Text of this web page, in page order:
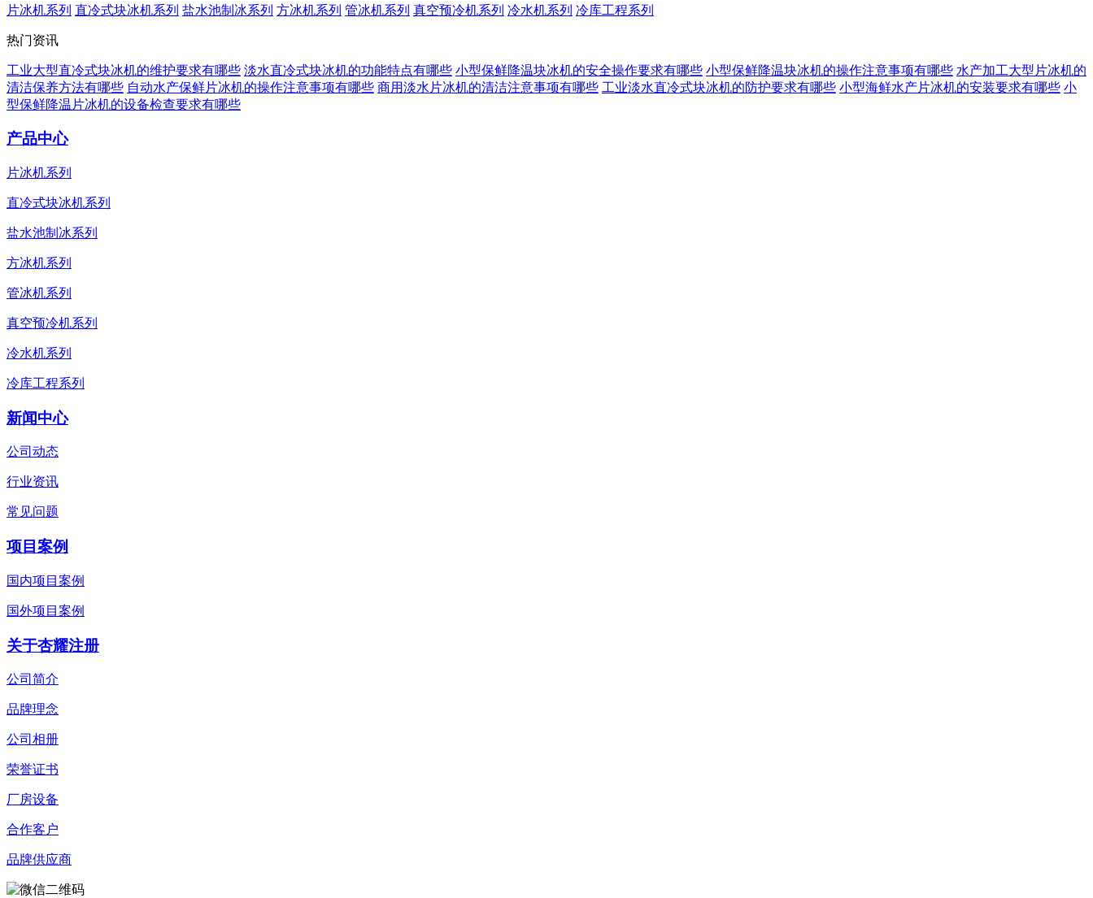
片冰机系列 直冷式块冰机系列 盐水池制冰系列 方冰机系列 管冰机系列 真空预冷机系列 冷水机系列 冷库工程系列
热门资讯
工业大型直冷式块冰机的维护要求有哪些 淡水直冷式块冰机的功能特点有哪些 小型保鲜降温块冰机的安全操作要求有哪些 小型保鲜降温块冰机的操作注意事项有哪些 水产加工大型片冰机的
清洁保养方法有哪些 自动水产保鲜片冰机的操作注意事项有哪些 商用淡水片冰机的清洁注意事项有哪些 工业淡水直冷式块冰机的防护要求有哪些 小型海鲜水产片冰机的安装要求有哪些 小
型保鲜降温片冰机的设备检查要求有哪些
产品中心
片冰机系列
直冷式块冰机系列
盐水池制冰系列
方冰机系列
管冰机系列
真空预冷机系列
冷水机系列
冷库工程系列
新闻中心
公司动态
行业资讯
常见问题
项目案例
国内项目案例
国外项目案例
关于杏耀注册
公司简介
品牌理念
公司相册
荣誉证书
厂房设备
合作客户
品牌供应商